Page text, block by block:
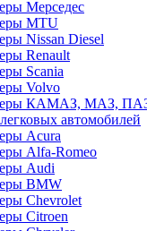
Мерседес
MTU
Nissan Diesel
Renault
Scania
Volvo
КАМАЗ, МАЗ,
автомобилей
Acura
Alfa-Romeo
Audi
BMW
Chevrolet
Citroen